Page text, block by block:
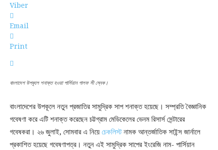
Viber
Email
Print
বাংলাদেশ উপকূলে শনাক্ত হওয়া পার্সিয়ান গালফ সী স্নেক।
বাংলাদেশের উপকূলে নতুন প্রজাতির সামুদ্রিক সাপ শনাক্ত হয়েছে। সম্প্রতি বৈজ্ঞানিক
গবেষণা করে এটি শনাক্ত করেছেন চট্টগ্রাম মেডিকেলের ভেনম রিসার্স সেন্টারের
গবেষকরা। ২৬ জুলাই, সোমবার এ নিয়ে চেকলিস্টনামক আন্তর্জাতিক সাইন্স জার্নালে
প্রকাশিত হয়েছে গবেষণাপত্র। নতুন এই সামুদ্রিক সাপের ইংরেজি নাম- পার্সিয়ান